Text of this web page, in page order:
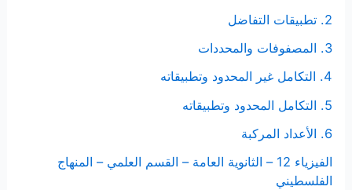
2. تطبيقات التفاضل
3. المصفوفات والمحددات
4. التكامل غير المحدود وتطبيقاته
5. التكامل المحدود وتطبيقاته
6. الأعداد المركبة
الفيزياء 12 – الثانوية العامة – القسم العلمي – المنهاج
الفلسطيني